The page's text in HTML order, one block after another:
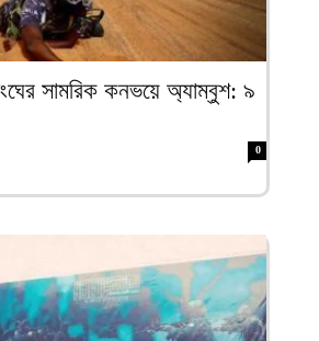
সামরিক কনভয়ে অ্যাম্বুশ: ৯
0